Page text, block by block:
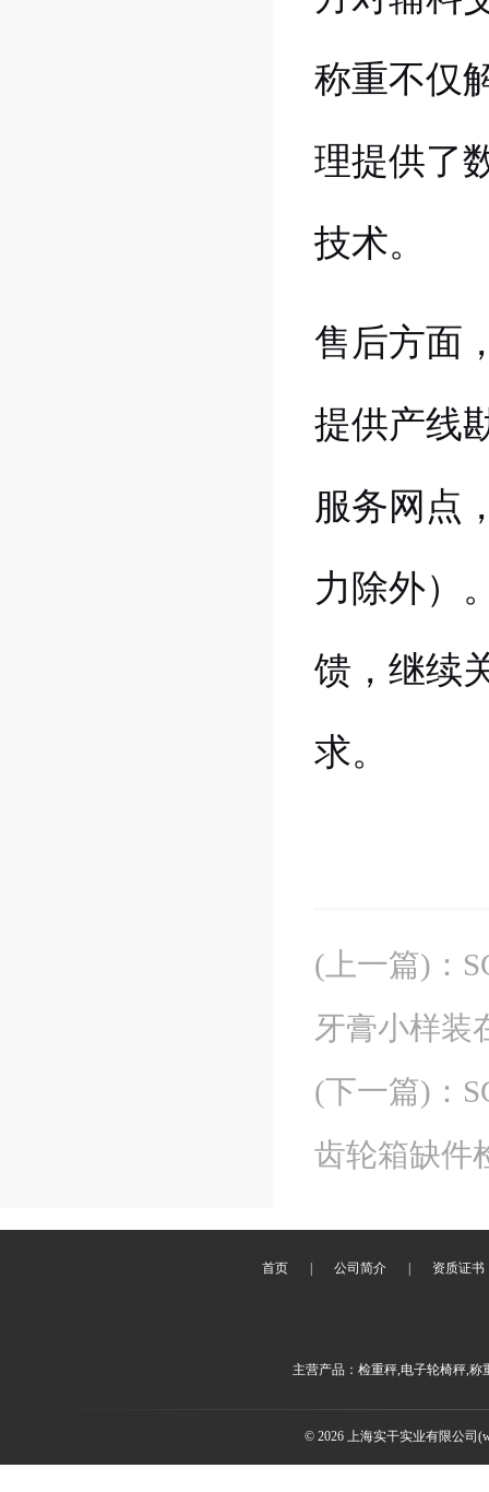
称重不仅
理提供了
技术。
售后方面
提供产线
服务网点
力除外）
馈，继续
求。
(上一篇) ：
牙膏小样装
(下一篇) ：
齿轮箱缺件
首页 公司简介 资质证书
主营产品：检重秤,电子轮椅秤,
© 2026 上海实干实业有限公司